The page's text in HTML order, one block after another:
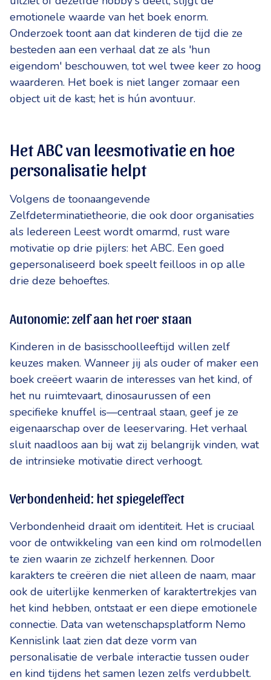
emotionele waarde van het boek enorm.
Onderzoek toont aan dat kinderen de tijd die ze
besteden aan een verhaal dat ze als 'hun
eigendom' beschouwen, tot wel twee keer zo hoog
waarderen. Het boek is niet langer zomaar een
object uit de kast; het is hún avontuur.
Het ABC van leesmotivatie en hoe
personalisatie helpt
Volgens de toonaangevende
Zelfdeterminatietheorie, die ook door organisaties
als Iedereen Leest wordt omarmd, rust ware
motivatie op drie pijlers: het ABC. Een goed
gepersonaliseerd boek speelt feilloos in op alle
drie deze behoeftes.
Autonomie: zelf aan het roer staan
Kinderen in de basisschoolleeftijd willen zelf
keuzes maken. Wanneer jij als ouder of maker een
boek creëert waarin de interesses van het kind, of
het nu ruimtevaart, dinosaurussen of een
specifieke knuffel is—centraal staan, geef je ze
eigenaarschap over de leeservaring. Het verhaal
sluit naadloos aan bij wat zij belangrijk vinden, wat
de intrinsieke motivatie direct verhoogt.
Verbondenheid: het spiegeleffect
Verbondenheid draait om identiteit. Het is cruciaal
voor de ontwikkeling van een kind om rolmodellen
te zien waarin ze zichzelf herkennen. Door
karakters te creëren die niet alleen de naam, maar
ook de uiterlijke kenmerken of karaktertrekjes van
het kind hebben, ontstaat er een diepe emotionele
connectie. Data van wetenschapsplatform Nemo
Kennislink laat zien dat deze vorm van
personalisatie de verbale interactie tussen ouder
en kind tijdens het samen lezen zelfs verdubbelt.